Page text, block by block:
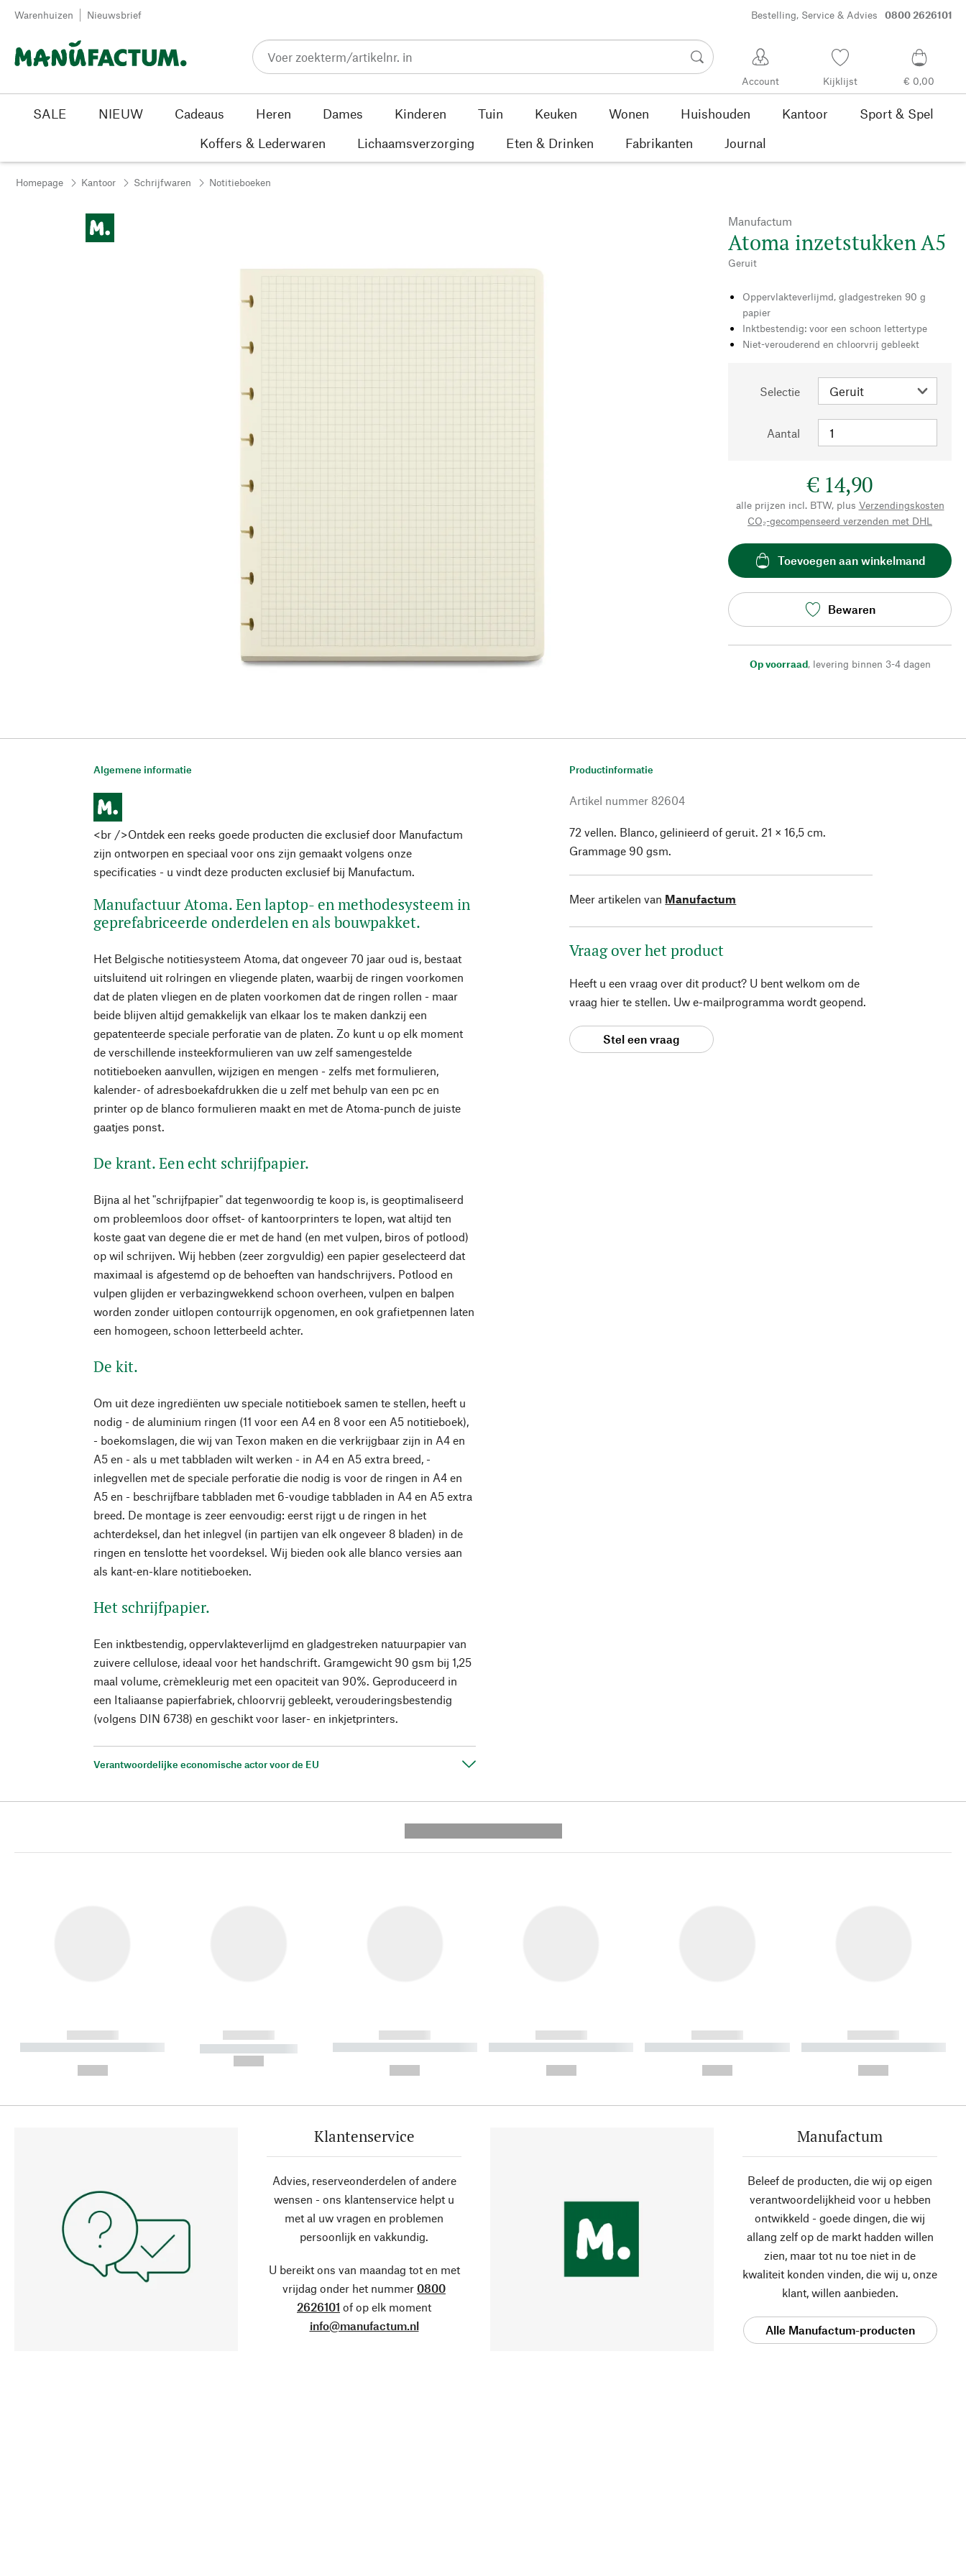
Passer au contenu
Warenhuizen Nieuwsbrief Bestelling, Service & Advies 0800 2626101
Account Kijklijst € 0,00
SALE NIEUW Cadeaus Heren Dames Kinderen Tuin Keuken Wonen Huishouden Kantoor
Sport & Spel
Koffers & Lederwaren
Lichaamsverzorging Eten & Drinken Fabrikanten Journal
Homepage Kantoor Schrijfwaren Notitieboeken
Manufactum
Atoma inzetstukken A5
Geruit
Oppervlakteverlijmd, gladgestreken 90 g
papier
Inktbestendig: voor een schoon lettertype
Niet-verouderend en chloorvrij gebleekt
Selectie
Aantal
€ 14,90
alle prijzen incl. BTW, plus Verzendingskosten
CO₂-gecompenseerd verzenden met DHL
Toevoegen aan winkelmand
Bewaren
Op voorraad, levering binnen 3-4 dagen
Algemene informatie
<br />Ontdek een reeks goede producten die exclusief door Manufactum
zijn ontworpen en speciaal voor ons zijn gemaakt volgens onze
specificaties - u vindt deze producten exclusief bij Manufactum.
Manufactuur Atoma. Een laptop- en methodesysteem in
geprefabriceerde onderdelen en als bouwpakket.
Het Belgische notitiesysteem Atoma, dat ongeveer 70 jaar oud is, bestaat
uitsluitend uit rolringen en vliegende platen, waarbij de ringen voorkomen
dat de platen vliegen en de platen voorkomen dat de ringen rollen - maar
beide blijven altijd gemakkelijk van elkaar los te maken dankzij een
gepatenteerde speciale perforatie van de platen. Zo kunt u op elk moment
de verschillende insteekformulieren van uw zelf samengestelde
notitieboeken aanvullen, wijzigen en mengen - zelfs met formulieren,
kalender- of adresboekafdrukken die u zelf met behulp van een pc en
printer op de blanco formulieren maakt en met de Atoma-punch de juiste
gaatjes ponst.
De krant. Een echt schrijfpapier.
Bijna al het "schrijfpapier" dat tegenwoordig te koop is, is geoptimaliseerd
om probleemloos door offset- of kantoorprinters te lopen, wat altijd ten
koste gaat van degene die er met de hand (en met vulpen, biros of potlood)
op wil schrijven. Wij hebben (zeer zorgvuldig) een papier geselecteerd dat
maximaal is afgestemd op de behoeften van handschrijvers. Potlood en
vulpen glijden er verbazingwekkend schoon overheen, vulpen en balpen
worden zonder uitlopen contourrijk opgenomen, en ook grafietpennen laten
een homogeen, schoon letterbeeld achter.
De kit.
Om uit deze ingrediënten uw speciale notitieboek samen te stellen, heeft u
nodig - de aluminium ringen (11 voor een A4 en 8 voor een A5 notitieboek),
- boekomslagen, die wij van Texon maken en die verkrijgbaar zijn in A4 en
A5 en - als u met tabbladen wilt werken - in A4 en A5 extra breed, -
inlegvellen met de speciale perforatie die nodig is voor de ringen in A4 en
A5 en - beschrijfbare tabbladen met 6-voudige tabbladen in A4 en A5 extra
breed. De montage is zeer eenvoudig: eerst rijgt u de ringen in het
achterdeksel, dan het inlegvel (in partijen van elk ongeveer 8 bladen) in de
ringen en tenslotte het voordeksel. Wij bieden ook alle blanco versies aan
als kant-en-klare notitieboeken.
Het schrijfpapier.
Een inktbestendig, oppervlakteverlijmd en gladgestreken natuurpapier van
zuivere cellulose, ideaal voor het handschrift. Gramgewicht 90 gsm bij 1,25
maal volume, crèmekleurig met een opaciteit van 90%. Geproduceerd in
een Italiaanse papierfabriek, chloorvrij gebleekt, verouderingsbestendig
(volgens DIN 6738) en geschikt voor laser- en inkjetprinters.
Verantwoordelijke economische actor voor de EU
Productinformatie
Artikel nummer 82604
72 vellen. Blanco, gelinieerd of geruit. 21 × 16,5 cm.
Grammage 90 gsm.
Meer artikelen van Manufactum
Vraag over het product
Heeft u een vraag over dit product? U bent welkom om de
vraag hier te stellen. Uw e-mailprogramma wordt geopend.
Stel een vraag
------------
----------- ----------- ----------
------------
----------- -----------
------------
----------- ----------- ----------
------------
----------- ----------- ----------
------------
----------- ----------- ----------
------------
----------- ----------- ----------
Klantenservice
Advies, reserveonderdelen of andere
wensen - ons klantenservice helpt u
met al uw vragen en problemen
persoonlijk en vakkundig.
U bereikt ons van maandag tot en met
vrijdag onder het nummer 0800
2626101 of op elk moment
info@manufactum.nl
Manufactum
Beleef de producten, die wij op eigen
verantwoordelijkheid voor u hebben
ontwikkeld - goede dingen, die wij
allang zelf op de markt hadden willen
zien, maar tot nu toe niet in de
kwaliteit konden vinden, die wij u, onze
klant, willen aanbieden.
Alle Manufactum-producten